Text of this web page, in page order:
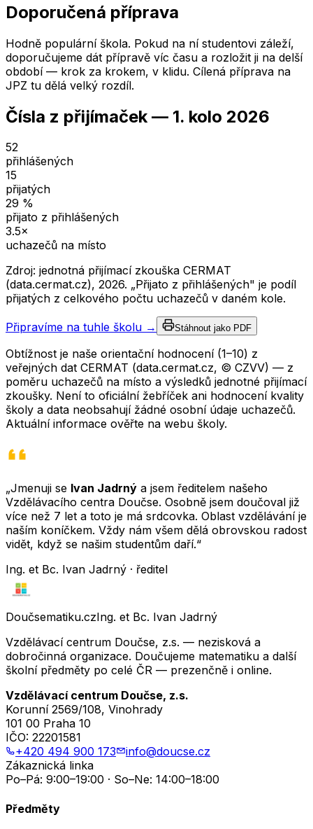
Doporučená příprava
Hodně populární škola. Pokud na ní studentovi záleží,
doporučujeme dát přípravě víc času a rozložit ji na delší
období — krok za krokem, v klidu. Cílená příprava na
JPZ tu dělá velký rozdíl.
Čísla z přijímaček — 1. kolo 2026
52
přihlášených
15
přijatých
29 %
přijato z přihlášených
3.5×
uchazečů na místo
Zdroj: jednotná přijímací zkouška CERMAT
(data.cermat.cz), 2026. „Přijato z přihlášených" je podíl
přijatých z celkového počtu uchazečů v daném kole.
Připravíme na tuhle školu → Stáhnout jako PDF
Obtížnost je naše orientační hodnocení (1–10) z
veřejných dat CERMAT (data.cermat.cz, © CZVV) — z
poměru uchazečů na místo a výsledků jednotné přijímací
zkoušky. Není to oficiální žebříček ani hodnocení kvality
školy a data neobsahují žádné osobní údaje uchazečů.
Aktuální informace ověřte na webu školy.
„Jmenuji se Ivan Jadrný a jsem ředitelem našeho
Vzdělávacího centra Doučse. Osobně jsem doučoval již
více než 7 let a toto je má srdcovka. Oblast vzdělávání je
naším koníčkem. Vždy nám všem dělá obrovskou radost
vidět, když se našim studentům daří.“
Ing. et Bc. Ivan Jadrný · ředitel
Doučsematiku.czIng. et Bc. Ivan Jadrný
Vzdělávací centrum Doučse, z.s. — nezisková a
dobročinná organizace. Doučujeme matematiku a další
školní předměty po celé ČR — prezenčně i online.
Vzdělávací centrum Doučse, z.s.
Korunní 2569/108, Vinohrady
101 00 Praha 10
IČO: 22201581
+420 494 900 173
info@doucse.cz
Zákaznická linka
Po–Pá: 9:00–19:00 · So–Ne: 14:00–18:00
Předměty